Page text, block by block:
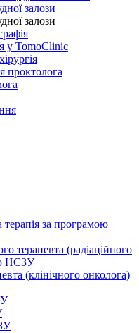
залози
залози
у TomoClinic
проктолога
за програмою
терапевта (радіаційного
НСЗУ
(клінічного онколога)